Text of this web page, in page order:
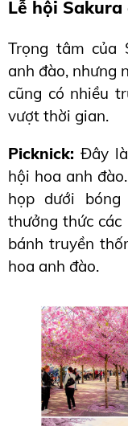
Lễ hội
Trọng tâm của
anh đào, nhưng
cũng có nhiều
vượt thời gian.
Picknick: Đây
hội hoa anh
họp dưới
thưởng thức
bánh truyền
hoa anh đào.